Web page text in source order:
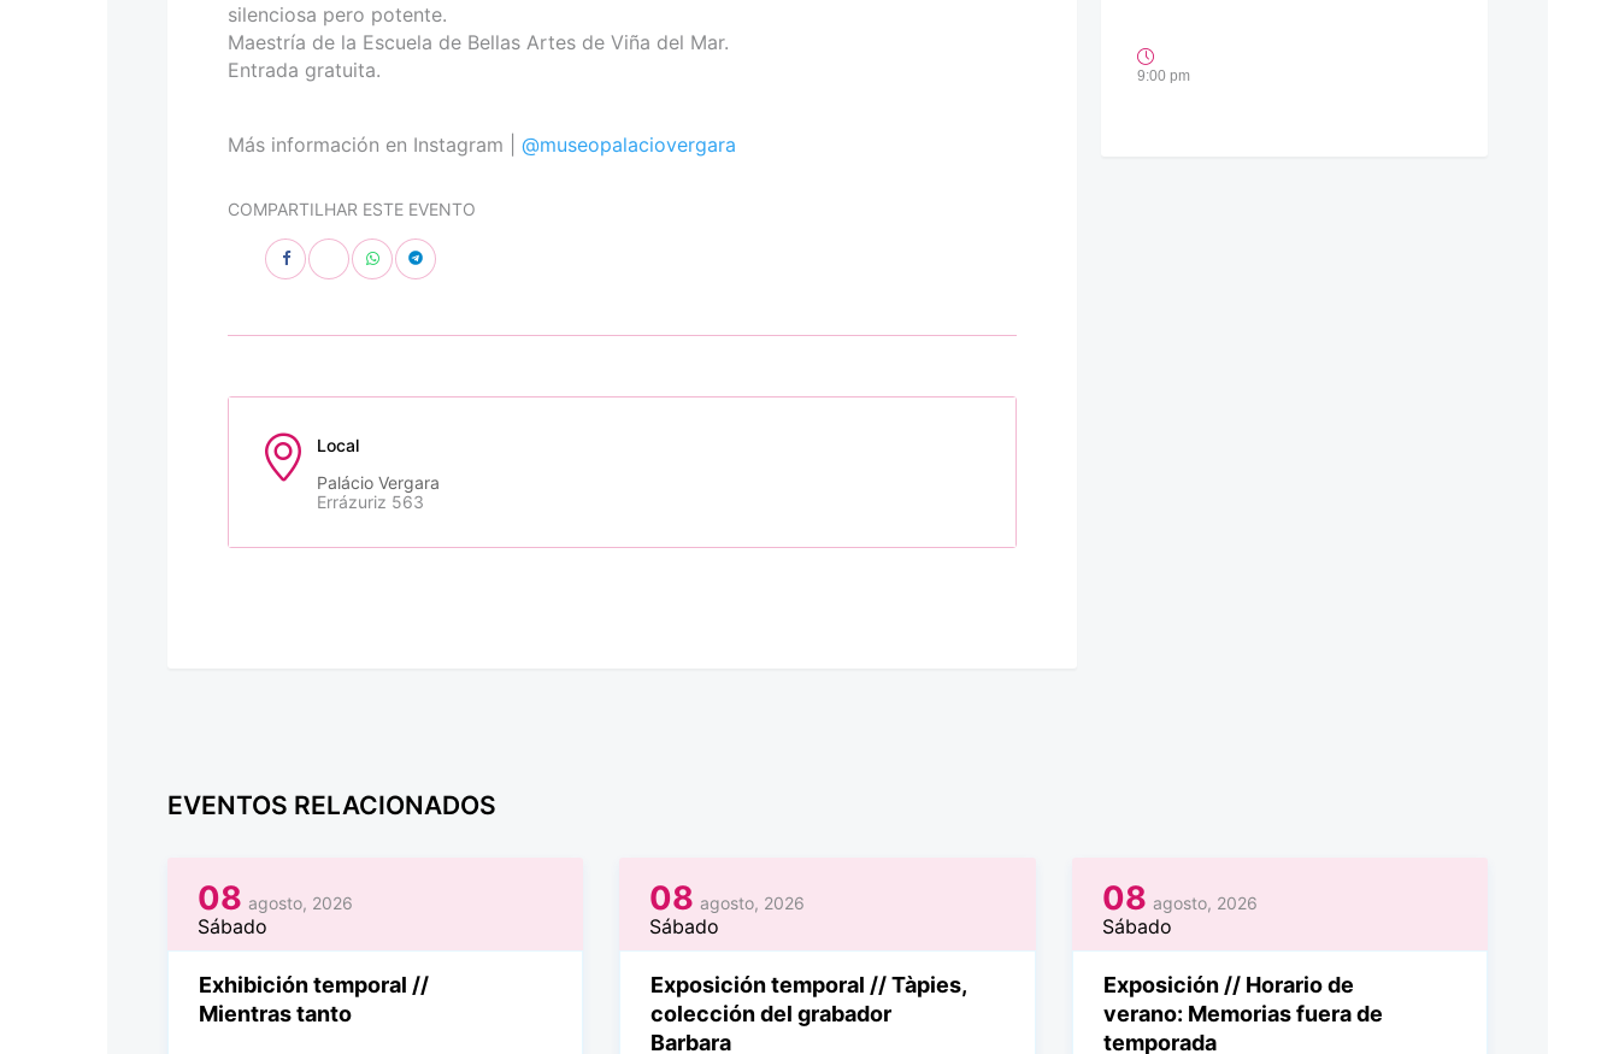
silenciosa pero potente.
Maestría de la Escuela de Bellas Artes de Viña del Mar.
Entrada gratuita.
Más información en Instagram | @museopalaciovergara
COMPARTILHAR ESTE EVENTO
Local
Palácio Vergara
Errázuriz 563
9:00 pm
EVENTOS RELACIONADOS
08 agosto, 2026
Sábado
Exhibición temporal //
Mientras tanto
08 agosto, 2026
Sábado
Exposición temporal // Tàpies,
colección del grabador
Barbara
08 agosto, 2026
Sábado
Exposición // Horario de
verano: Memorias fuera de
temporada